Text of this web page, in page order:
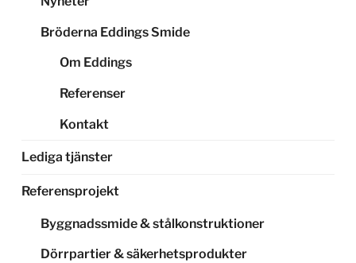
Bröderna Eddings Smide
Om Eddings
Referenser
Kontakt
Lediga tjänster
Referensprojekt
Byggnadssmide & stålkonstruktioner
Dörrpartier & säkerhetsprodukter